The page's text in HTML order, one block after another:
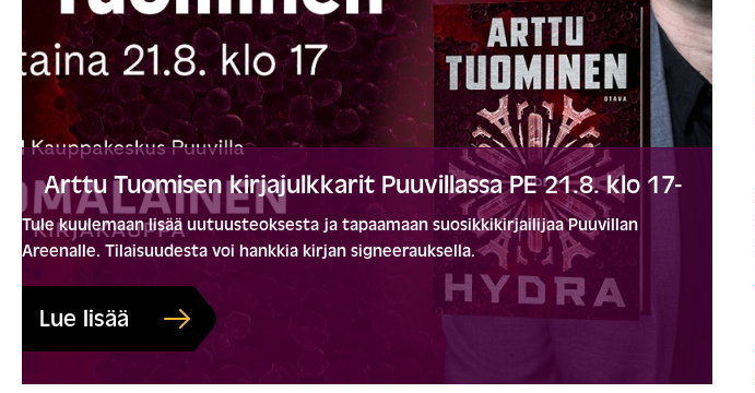
Arttu Tuomisen kirjajulkkarit Puuvillassa PE 21.8. klo 17-
Tule kuulemaan lisää uutuusteoksesta ja tapaamaan suosikkikirjailijaa Puuvillan
Areenalle. Tilaisuudesta voi hankkia kirjan signeerauksella.
Lue lisää